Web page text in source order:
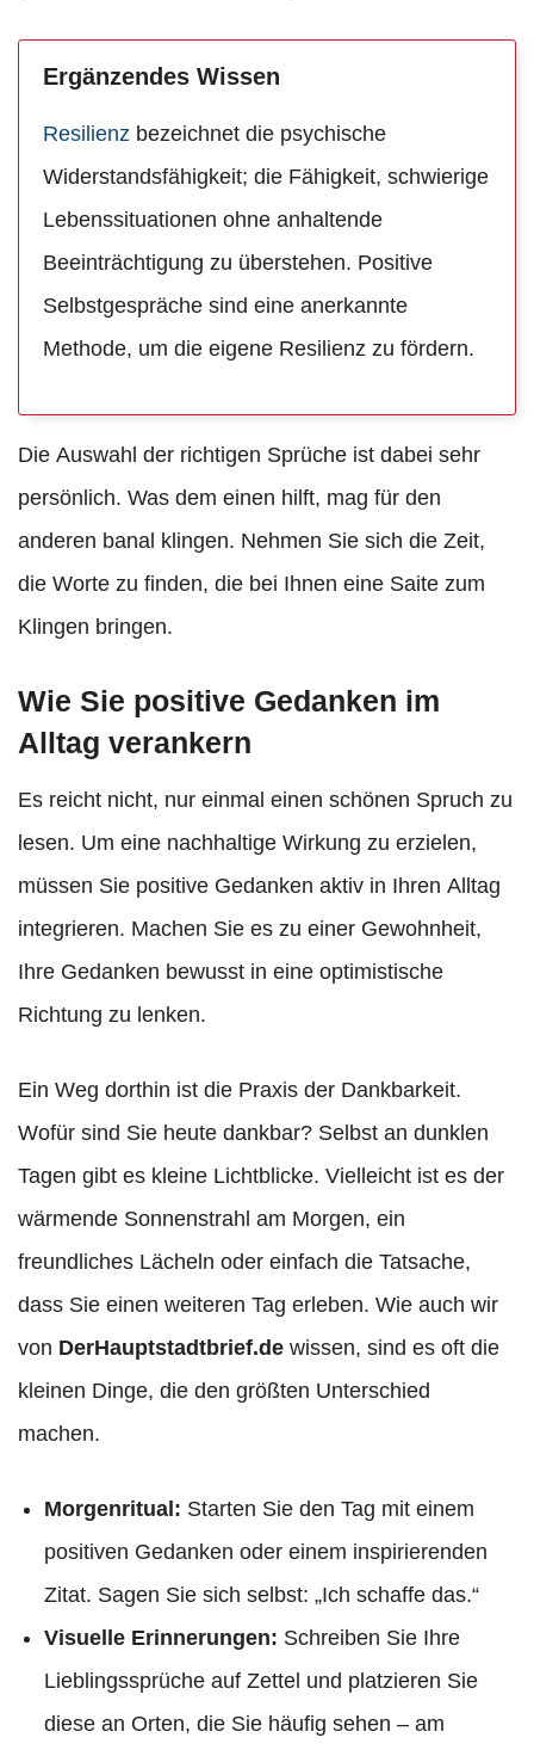
Ergänzendes Wissen
Resilienz bezeichnet die psychische
Widerstandsfähigkeit; die Fähigkeit, schwierige
Lebenssituationen ohne anhaltende
Beeinträchtigung zu überstehen. Positive
Selbstgespräche sind eine anerkannte
Methode, um die eigene Resilienz zu fördern.
Die Auswahl der richtigen Sprüche ist dabei sehr
persönlich. Was dem einen hilft, mag für den
anderen banal klingen. Nehmen Sie sich die Zeit,
die Worte zu finden, die bei Ihnen eine Saite zum
Klingen bringen.
Wie Sie positive Gedanken im
Alltag verankern
Es reicht nicht, nur einmal einen schönen Spruch zu
lesen. Um eine nachhaltige Wirkung zu erzielen,
müssen Sie positive Gedanken aktiv in Ihren Alltag
integrieren. Machen Sie es zu einer Gewohnheit,
Ihre Gedanken bewusst in eine optimistische
Richtung zu lenken.
Ein Weg dorthin ist die Praxis der Dankbarkeit.
Wofür sind Sie heute dankbar? Selbst an dunklen
Tagen gibt es kleine Lichtblicke. Vielleicht ist es der
wärmende Sonnenstrahl am Morgen, ein
freundliches Lächeln oder einfach die Tatsache,
dass Sie einen weiteren Tag erleben. Wie auch wir
von DerHauptstadtbrief.de wissen, sind es oft die
kleinen Dinge, die den größten Unterschied
machen.
Morgenritual: Starten Sie den Tag mit einem
positiven Gedanken oder einem inspirierenden
Zitat. Sagen Sie sich selbst: „Ich schaffe das.“
Visuelle Erinnerungen: Schreiben Sie Ihre
Lieblingssprüche auf Zettel und platzieren Sie
diese an Orten, die Sie häufig sehen – am